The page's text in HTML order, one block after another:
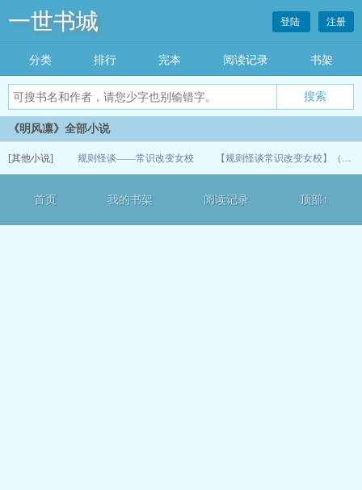
一世书城 登陆 注册
分类 排行 完本 阅读记录 书架
《明风凛》全部小说
[其他小说] 规则怪谈——常识改变女校 【规则怪谈常识改变女校】（9）
首页 我的书架 阅读记录 顶部↑